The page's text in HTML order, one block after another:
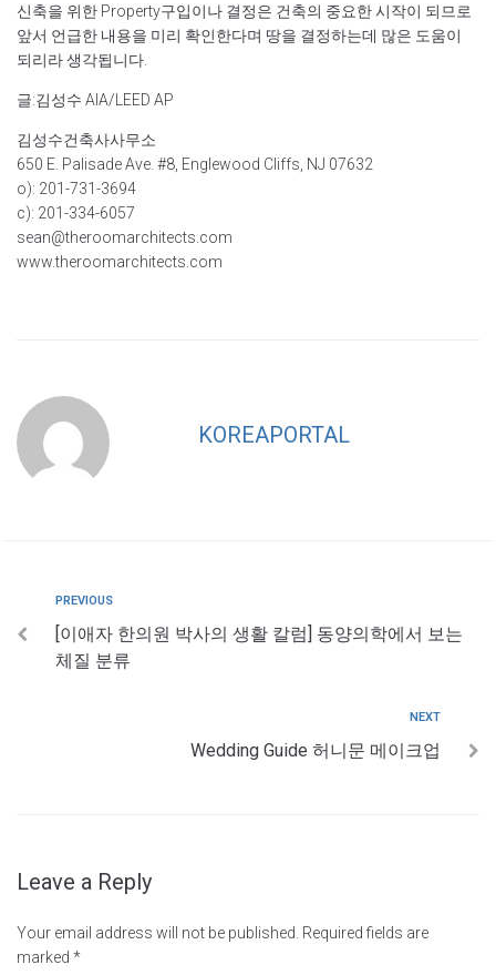
신축을 위한 Property구입이나 결정은 건축의 중요한 시작이 되므로
앞서 언급한 내용을 미리 확인한다며 땅을 결정하는데 많은 도움이
되리라 생각됩니다.
글:김성수 AIA/LEED AP
김성수건축사사무소
650 E. Palisade Ave. #8, Englewood Cliffs, NJ 07632
o): 201-731-3694
c): 201-334-6057
sean@theroomarchitects.com
www.theroomarchitects.com
KOREAPORTAL
PREVIOUS
[이애자 한의원 박사의 생활 칼럼] 동양의학에서 보는
체질 분류
NEXT
Wedding Guide 허니문 메이크업
Leave a Reply
Your email address will not be published. Required fields are
marked *